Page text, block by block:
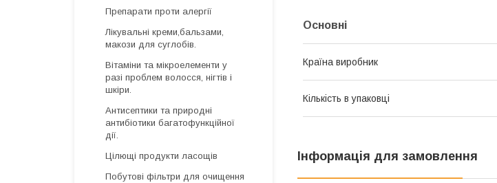
Основні
Країна виробник
Кількість в упаковці
Інформація для замовлення
Препарати проти алергії
Лікувальні креми,бальзами,
макози для суглобів.
Вітаміни та мікроелементи у
разі проблем волосся, нігтів і
шкіри.
Антисептики та природні
антибіотики багатофункційної
дії.
Цілющі продукти ласощів
Побутові фільтри для очищення